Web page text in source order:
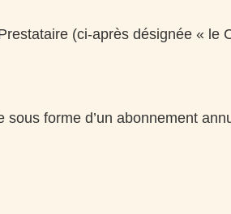
(ci-après désignée « le
forme d’un abonnement